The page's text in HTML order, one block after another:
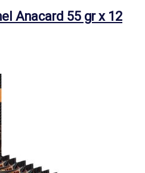
Anacard 55 gr x 12